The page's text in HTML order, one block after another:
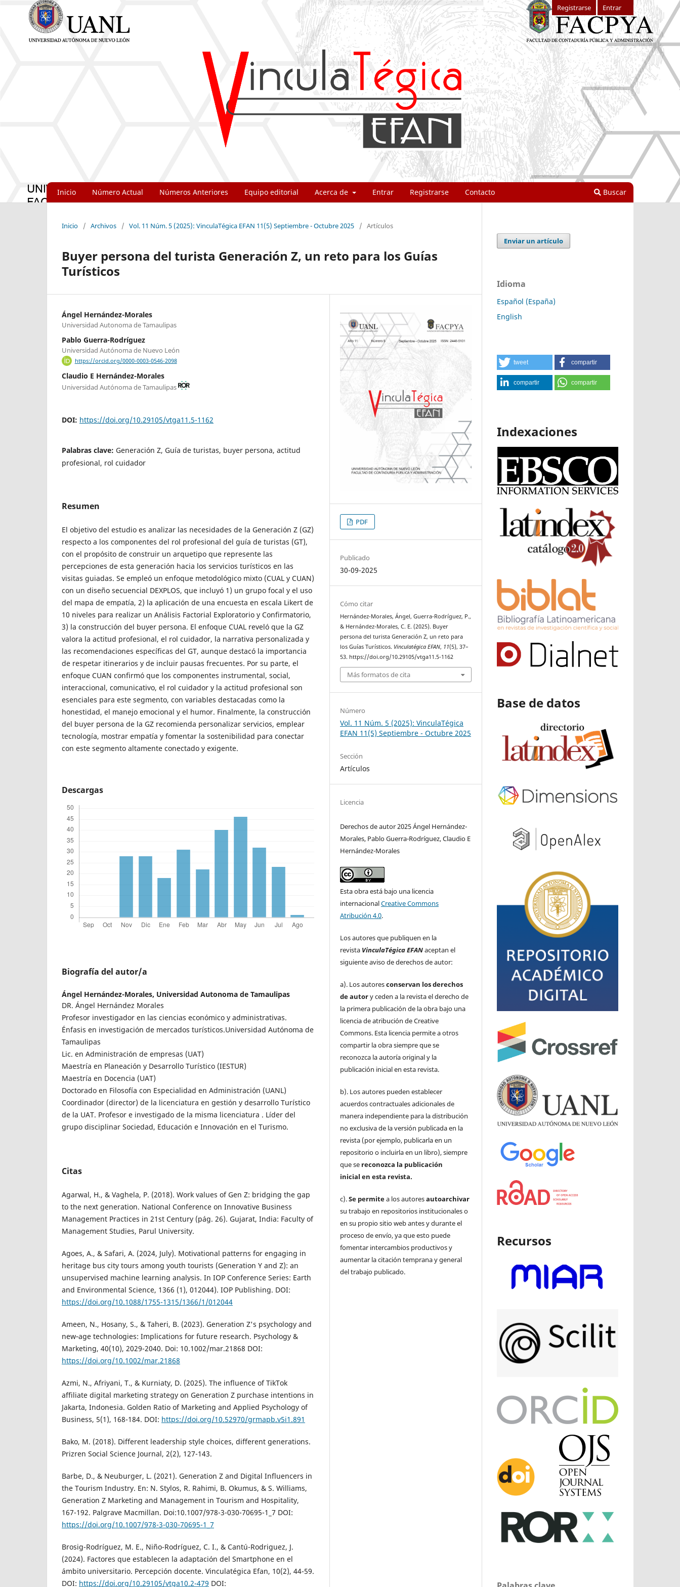
Inicio Número Actual Números Anteriores Equipo editorial Acerca de Entrar Registrarse Contacto Buscar
Registrarse Entrar
Inicio / Archivos / Vol. 11 Núm. 5 (2025): VinculaTégica EFAN 11(5) Septiembre - Octubre 2025 / Artículos
Buyer persona del turista Generación Z, un reto para los Guías
Turísticos
Ángel Hernández-Morales
Universidad Autonoma de Tamaulipas
Pablo Guerra-Rodríguez
Universidad Autónoma de Nuevo León
https://orcid.org/0000-0003-0546-2098
Claudio E Hernández-Morales
Universidad Autónoma de Tamaulipas
DOI: https://doi.org/10.29105/vtga11.5-1162
Palabras clave: Generación Z, Guía de turistas, buyer persona, actitud
profesional, rol cuidador
Resumen
El objetivo del estudio es analizar las necesidades de la Generación Z (GZ)
respecto a los componentes del rol profesional del guía de turistas (GT),
con el propósito de construir un arquetipo que represente las
percepciones de esta generación hacia los servicios turísticos en las
visitas guiadas. Se empleó un enfoque metodológico mixto (CUAL y CUAN)
con un diseño secuencial DEXPLOS, que incluyó 1) un grupo focal y el uso
del mapa de empatía, 2) la aplicación de una encuesta en escala Likert de
10 niveles para realizar un Análisis Factorial Exploratorio y Confirmatorio,
3) la construcción del buyer persona. El enfoque CUAL reveló que la GZ
valora la actitud profesional, el rol cuidador, la narrativa personalizada y
las recomendaciones específicas del GT, aunque destacó la importancia
de respetar itinerarios y de incluir pausas frecuentes. Por su parte, el
enfoque CUAN confirmó que los componentes instrumental, social,
interaccional, comunicativo, el rol cuidador y la actitud profesional son
esenciales para este segmento, con variables destacadas como la
honestidad, el manejo emocional y el humor. Finalmente, la construcción
del buyer persona de la GZ recomienda personalizar servicios, emplear
tecnología, mostrar empatía y fomentar la sostenibilidad para conectar
con este segmento altamente conectado y exigente.
Descargas
Biografía del autor/a
Ángel Hernández-Morales, Universidad Autonoma de Tamaulipas
DR. Ángel Hernández Morales
Profesor investigador en las ciencias económico y administrativas.
Énfasis en investigación de mercados turísticos.Universidad Autónoma de
Tamaulipas
Lic. en Administración de empresas (UAT)
Maestría en Planeación y Desarrollo Turístico (IESTUR)
Maestría en Docencia (UAT)
Doctorado en Filosofía con Especialidad en Administración (UANL)
Coordinador (director) de la licenciatura en gestión y desarrollo Turístico
de la UAT. Profesor e investigado de la misma licenciatura . Líder del
grupo disciplinar Sociedad, Educación e Innovación en el Turismo.
Citas
Agarwal, H., & Vaghela, P. (2018). Work values of Gen Z: bridging the gap
to the next generation. National Conference on Innovative Business
Management Practices in 21st Century (pág. 26). Gujarat, India: Faculty of
Management Studies, Parul University.
Agoes, A., & Safari, A. (2024, July). Motivational patterns for engaging in
heritage bus city tours among youth tourists (Generation Y and Z): an
unsupervised machine learning analysis. In IOP Conference Series: Earth
and Environmental Science, 1366 (1), 012044). IOP Publishing. DOI:
https://doi.org/10.1088/1755-1315/1366/1/012044
Ameen, N., Hosany, S., & Taheri, B. (2023). Generation Z's psychology and
new‐age technologies: Implications for future research. Psychology &
Marketing, 40(10), 2029-2040. Doi: 10.1002/mar.21868 DOI:
https://doi.org/10.1002/mar.21868
Azmi, N., Afriyani, T., & Kurniaty, D. (2025). The influence of TikTok
affiliate digital marketing strategy on Generation Z purchase intentions in
Jakarta, Indonesia. Golden Ratio of Marketing and Applied Psychology of
Business, 5(1), 168-184. DOI: https://doi.org/10.52970/grmapb.v5i1.891
Bako, M. (2018). Different leadership style choices, different generations.
Prizren Social Science Journal, 2(2), 127-143.
Barbe, D., & Neuburger, L. (2021). Generation Z and Digital Influencers in
the Tourism Industry. En: N. Stylos, R. Rahimi, B. Okumus, & S. Williams,
Generation Z Marketing and Management in Tourism and Hospitality,
167-192. Palgrave Macmillan. Doi:10.1007/978-3-030-70695-1_7 DOI:
https://doi.org/10.1007/978-3-030-70695-1_7
Brosig-Rodríguez, M. E., Niño-Rodríguez, C. I., & Cantú-Rodriguez, J.
(2024). Factores que establecen la adaptación del Smartphone en el
ámbito universitario. Percepción docente. Vinculatégica Efan, 10(2), 44-59.
DOI: https://doi.org/10.29105/vtga10.2-479 DOI:
PDF
Publicado
30-09-2025
Cómo citar
Hernández-Morales, Ángel, Guerra-Rodríguez, P.,
& Hernández-Morales, C. E. (2025). Buyer
persona del turista Generación Z, un reto para
los Guías Turísticos. Vinculatégica EFAN, 11(5), 37–
53. https://doi.org/10.29105/vtga11.5-1162
Más formatos de cita
Número
Vol. 11 Núm. 5 (2025): VinculaTégica
EFAN 11(5) Septiembre - Octubre 2025
Sección
Artículos
Licencia
Derechos de autor 2025 Ángel Hernández-
Morales, Pablo Guerra-Rodríguez, Claudio E
Hernández-Morales
Esta obra está bajo una licencia
internacionalCreative Commons
Atribución 4.0.
Los autores que publiquen en la
revista VinculaTégica EFANaceptan el
siguiente aviso de derechos de autor:
a). Los autoresconservan los derechos
de autory ceden a la revista el derecho de
la primera publicación de la obra bajo una
licencia de atribución de Creative
Commons. Esta licencia permite a otros
compartir la obra siempre que se
reconozca la autoría original y la
publicación inicial en esta revista.
b). Los autores pueden establecer
acuerdos contractuales adicionales de
manera independiente para la distribución
no exclusiva de la versión publicada en la
revista (por ejemplo, publicarla en un
repositorio o incluirla en un libro), siempre
que se reconozca la publicación
inicial en esta revista.
c).Se permitea los autoresautoarchivar
su trabajo en repositorios institucionales o
en su propio sitio web antes y durante el
proceso de envío, ya que esto puede
fomentar intercambios productivos y
aumentar la citación temprana y general
del trabajo publicado.
Enviar un artículo
Idioma
Español (España)
English
tweet compartir
compartir compartir
Indexaciones
Base de datos
Recursos